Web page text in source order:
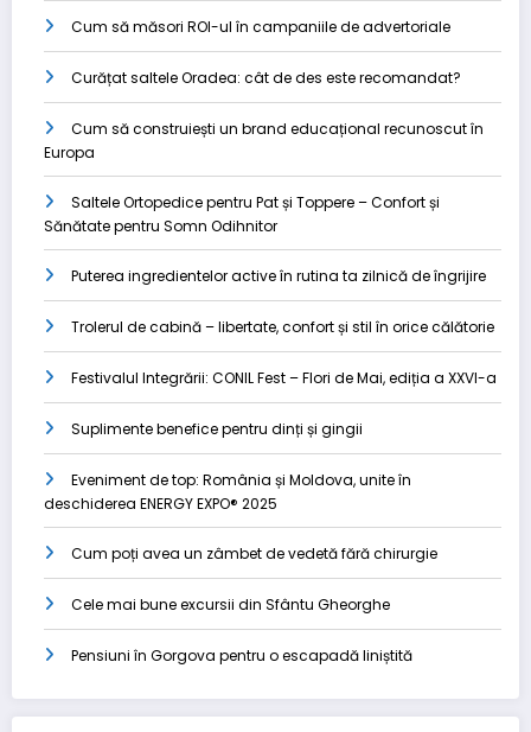
Cum să măsori ROI-ul în campaniile de advertoriale
Curățat saltele Oradea: cât de des este recomandat?
Cum să construiești un brand educațional recunoscut în
Europa
Saltele Ortopedice pentru Pat și Toppere – Confort și
Sănătate pentru Somn Odihnitor
Puterea ingredientelor active în rutina ta zilnică de îngrijire
Trolerul de cabină – libertate, confort și stil în orice călătorie
Festivalul Integrării: CONIL Fest – Flori de Mai, ediția a XXVI-a
Suplimente benefice pentru dinți și gingii
Eveniment de top: România și Moldova, unite în
deschiderea ENERGY EXPO® 2025
Cum poți avea un zâmbet de vedetă fără chirurgie
Cele mai bune excursii din Sfântu Gheorghe
Pensiuni în Gorgova pentru o escapadă liniștită